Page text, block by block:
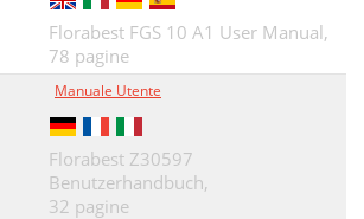
Florabest FGS 10 A1 User Manual,
78 pagine
Manuale Utente
Florabest Z30597
Benutzerhandbuch,
32 pagine